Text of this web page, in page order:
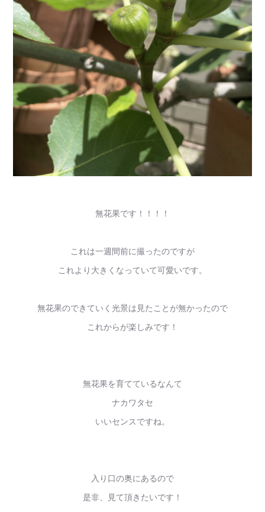
無花果です！！！！
これは一週間前に撮ったのですが
これより大きくなっていて可愛いです。
無花果のできていく光景は見たことが無かったので
これからが楽しみです！
無花果を育てているなんて
ナカワタセ
いいセンスですね。
入り口の奥にあるので
是非、見て頂きたいです！